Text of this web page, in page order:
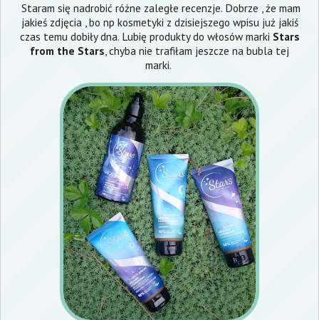
Staram się nadrobić różne zaległe recenzje. Dobrze , że mam
jakieś zdjęcia , bo np kosmetyki z dzisiejszego wpisu już jakiś
czas temu dobiły dna. Lubię produkty do włosów marki Stars
from the Stars, chyba nie trafiłam jeszcze na bubla tej
marki.